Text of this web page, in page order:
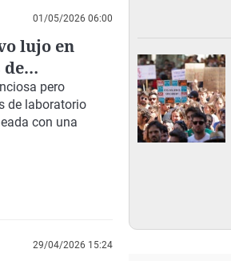
01/05/2026 06:00
lujo en
pero
de laboratorio
con una
29/04/2026 15:24